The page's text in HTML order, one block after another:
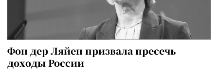
Фон дер Ляйен призвала пресечь
доходы России